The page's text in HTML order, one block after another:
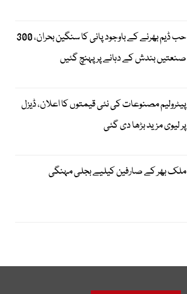
حب ڈیم بھرنے کے باوجود پانی کا سنگین بحران، 300
صنعتیں بندش کے دہانے پر پہنچ گئیں
پیٹرولیم مصنوعات کی نئی قیمتوں کا اعلان، ڈیزل
پر لیوی مزید بڑھا دی گئی
ملک بھر کے صارفین کیلیے بجلی مہنگی